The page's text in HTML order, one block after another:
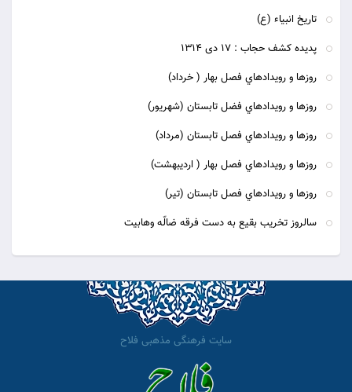
تاريخ انبياء (ع)
پديده كشف حجاب : 17 دى 1314
روزها و رويدادهاي فصل بهار ( خرداد)
روزها و رويدادهاي فضل تابستان (شهريور)
روزها و رويدادهاي فصل تابستان (مرداد)
روزها و رويدادهاي فصل بهار ( ارديبهشت)
روزها و رويدادهاي فصل تابستان (تير)
سالروز تخریب بقیع به دست فرقه ضالّه وهابیت
سایت فرهنگی مذهبی فلاح